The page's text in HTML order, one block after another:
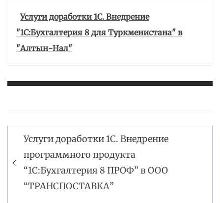
Услуги доработки 1С. Внедрение
"1С:Бухгалтерия 8 для Туркменистана" в
"Алтын-Нал"
Навигация
по
записям
Услуги доработки 1С. Внедрение
программного продукта
“1С:Бухгалтерия 8 ПРОФ” в ООО
“ТРАНСПОСТАВКА”